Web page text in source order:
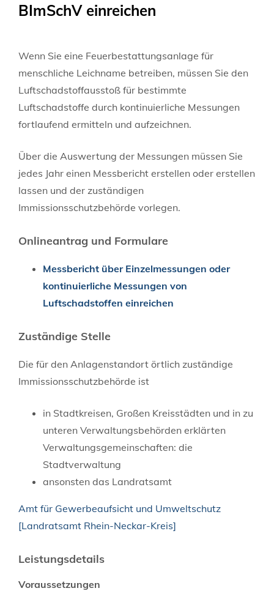
BImSchV einreichen
Wenn Sie eine Feuerbestattungsanlage für
menschliche Leichname betreiben, müssen Sie den
Luftschadstoffausstoß für bestimmte
Luftschadstoffe durch kontinuierliche Messungen
fortlaufend ermitteln und aufzeichnen.
Über die Auswertung der Messungen müssen Sie
jedes Jahr einen Messbericht erstellen oder erstellen
lassen und der zuständigen
Immissionsschutzbehörde vorlegen.
Onlineantrag und Formulare
Messbericht über Einzelmessungen oder
kontinuierliche Messungen von
Luftschadstoffen einreichen
Zuständige Stelle
Die für den Anlagenstandort örtlich zuständige
Immissionsschutzbehörde ist
in Stadtkreisen, Großen Kreisstädten und in zu
unteren Verwaltungsbehörden erklärten
Verwaltungsgemeinschaften: die
Stadtverwaltung
ansonsten das Landratsamt
Amt für Gewerbeaufsicht und Umweltschutz
[Landratsamt Rhein-Neckar-Kreis]
Leistungsdetails
Voraussetzungen